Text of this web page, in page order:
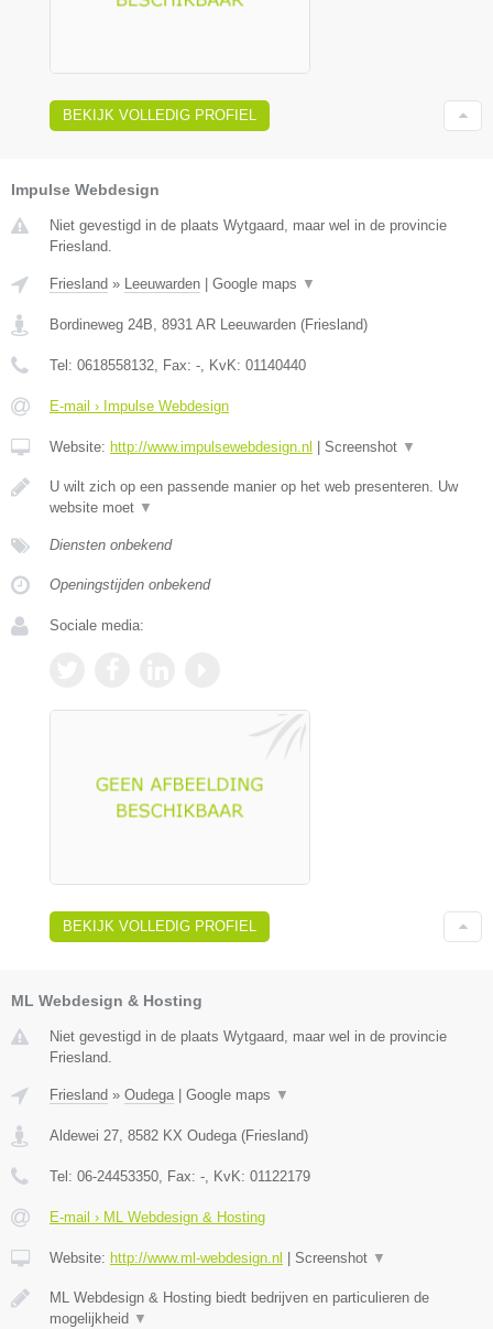
BEKIJK VOLLEDIG PROFIEL
Impulse Webdesign
Niet gevestigd in de plaats Wytgaard, maar wel in de provincie
Friesland.
Friesland » Leeuwarden Google maps ▼
Bordineweg 24B, 8931 AR Leeuwarden (Friesland)
Tel: 0618558132, Fax: -, KvK: 01140440
E-mail › Impulse Webdesign
Website: http://www.impulsewebdesign.nl Screenshot ▼
U wilt zich op een passende manier op het web presenteren. Uw
website moet ▼
Diensten onbekend
Openingstijden onbekend
Sociale media:
BEKIJK VOLLEDIG PROFIEL
ML Webdesign & Hosting
Niet gevestigd in de plaats Wytgaard, maar wel in de provincie
Friesland.
Friesland » Oudega | Google maps ▼
Aldewei 27 8582 KX Oudega (Friesland)
Tel: 06-24453350 , Fax: - , KvK: 01122179
E-mail › ML Webdesign & Hosting
Website: http://www.ml-webdesign.nl | Screenshot ▼
ML Webdesign & Hosting biedt bedrijven en particulieren de
mogelijkheid ▼